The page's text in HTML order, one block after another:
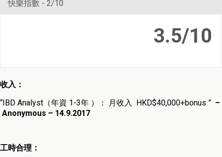
快樂指數 - 2/10
3.5/10
收入：
“IBD Analyst （年資 1-3年 ）： 月收入 HKD$40,000+bonus ” –
Anonymous – 14.9.2017
工時合理：